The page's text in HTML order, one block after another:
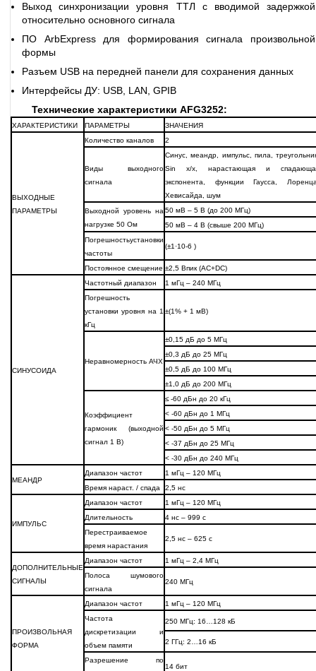
Выход синхронизации уровня ТТЛ с вводимой задержкой
относительно основного сигнала
ПО ArbExpress для формирования сигнала произвольной
формы
Разъем USB на передней панели для сохранения данных
Интерфейсы ДУ: USB, LAN, GPIB
Технические характеристики AFG3252:
ХАРАКТЕРИСТИКИ ПАРАМЕТРЫ ЗНАЧЕНИЯ
ВЫХОДНЫЕ
ПАРАМЕТРЫ
Количество каналов 2
Виды выходного
сигнала
Синус, меандр, импульс, пила,
Sin x/x, нарастающая и
экспонента, функции Гаусса,
Хевисайда, шум
Выходной уровень на
нагрузке 50 Ом
50 мВ – 5 В (до 200 МГц)
50 мВ – 4 В (свыше 200 МГц)
Погрешностьустановки
частоты
(±1·10-6 )
Постоянное смещение ±2,5 Впик (АС+DС)
СИНУСОИДА
Частотный диапазон
1 мГц – 240 МГц
Погрешность
установки уровня на 1
кГц
±(1% + 1 мВ)
Неравномерность АЧХ
±0,15 дБ до 5 МГц
±0,3 дБ до 25 МГц
±0,5 дБ до 100 МГц
±1,0 дБ до 200 МГц
Коэффициент
гармоник (выходной
сигнал 1 В)
≤ -60 дБн до 20 кГц
< -60 дБн до 1 МГц
< -50 дБн до 5 МГц
< -37 дБн до 25 МГц
< -30 дБн до 240 МГц
МЕАНДР
Диапазон частот
1 мГц – 120 МГц
Время нараст. / спада
2,5 нс
ИМПУЛЬС
Диапазон частот
1 мГц – 120 МГц
Длительность
4 нс – 999 с
Перестраиваемое
время нарастания
2,5 нс – 625 с
ДОПОЛНИТЕЛЬНЫЕ
СИГНАЛЫ
Диапазон частот
1 мГц – 2,4 МГц
Полоса шумового
сигнала
240 МГц
ПРОИЗВОЛЬНАЯ
ФОРМА
Диапазон частот
1 мГц – 120 МГц
Частота
дискретизации и
объем памяти
250 МГц: 16…128 кБ
2 ГГц: 2…16 кБ
Разрешение по
14 бит